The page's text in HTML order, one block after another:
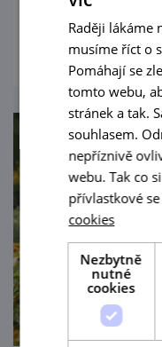
Raději lákáme
musíme říct o
Pomáhají se
tomto webu,
stránek a tak.
souhlasem.
nepříznivě
webu. Tak co
přívlastkové
cookies
Nezbytně
nutné
cookies